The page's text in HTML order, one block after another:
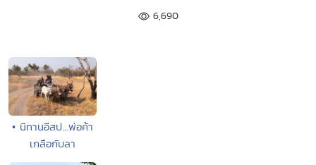
6,690
• นิทานอีสป...พ่อค้า
เกลือกับลา